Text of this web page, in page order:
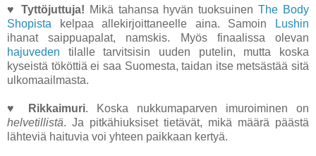
♥ Tyttöjuttuja! Mikä tahansa hyvän tuoksuinenThe Body
Shopista kelpaa allekirjoittaneelle aina. Samoin
Lushin
ihanat saippuapalat, namskis. Myös finaalissa olevan
hajuveden tilalle tarvitsisin uuden putelin, mutta koska
kyseistä tököttiä ei saa Suomesta, taidan itse metsästää sitä
ulkomaailmasta.
♥ Rikkaimuri. Koska nukkumaparven imuroiminen on
helvetillistä. Ja pitkähiuksiset tietävät, mikä määrä päästä
lähteviä haituvia voi yhteen paikkaan kertyä.